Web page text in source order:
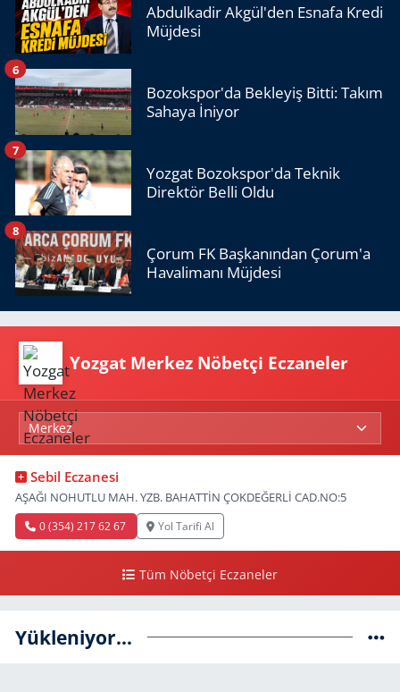
Abdulkadir Akgül'den Esnafa Kredi
Müjdesi
Bozokspor'da Bekleyiş Bitti: Takım
Sahaya İniyor
6
Yozgat Bozokspor'da Teknik
Direktör Belli Oldu
7
Çorum FK Başkanından Çorum'a
Havalimanı Müjdesi
8
Yozgat Merkez Nöbetçi Eczaneler
Sebil Eczanesi
AŞAĞI NOHUTLU MAH. YZB. BAHATTİN ÇOKDEĞERLİ CAD.NO:5
0 (354) 217 62 67 Yol Tarifi Al
Tüm Nöbetçi Eczaneler
Yükleniyor...